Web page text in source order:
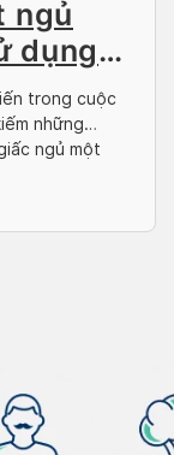
ngủ
dụng
trong cuộc
những
ngủ một
lá vông chữa
và áp dụng.